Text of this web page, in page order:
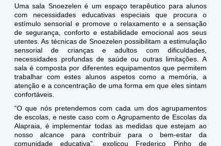
Uma sala Snoezelen é um espaço terapêutico para alunos
com necessidades educativas especiais que procura o
estímulo sensorial e promove o relaxamento e a sensação
de segurança, conforto e estabilidade emocional aos seus
utentes. As técnicas de Snoezelen possibilitam a estimulação
sensorial de crianças e adultos com dificuldades,
necessidades profundas de saúde ou outras limitações. A
sala é composta por diferentes equipamentos que permitem
trabalhar com estes alunos aspetos como a memória, a
atenção e a concentração de uma forma em que eles sintam
confortáveis.
“O que nós pretendemos com cada um dos agrupamentos
de escolas, e neste caso com o Agrupamento de Escolas da
Alapraia, é implementar todas as medidas que estejam ao
nosso alcance para contribuir para o bem-estar da
comunidade educativa”, explicou Frederico Pinho de